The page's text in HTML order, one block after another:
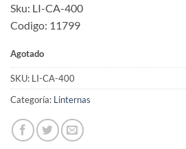
Sku: LI-CA-400
Codigo: 11799
Agotado
SKU: LI-CA-400
Categoría: Linternas